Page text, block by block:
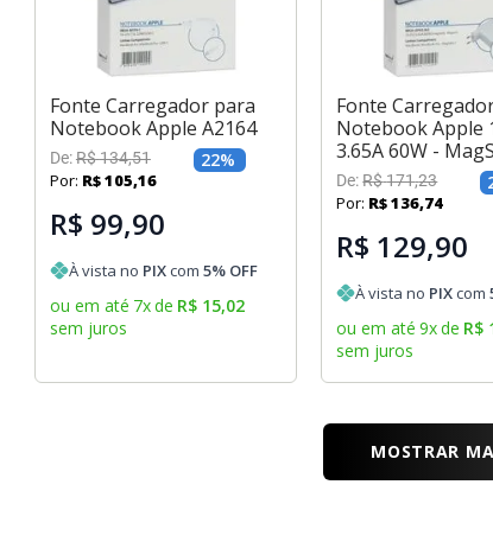
Fonte Carregador para
Notebook Apple A2164
De:R$134,51 22%
Por: R$105,16
R$ 99,90
À vista no PIXcom 5% OFF
ou em até 7xde R$ 15,02
sem juros
Fonte
Notebook Apple
3.65A 60W -
De:R$171,23
Por: R$136,74
R$ 129,90
À vista no PIXcom
ou em até 9xde R$
sem juros
MOSTRAR